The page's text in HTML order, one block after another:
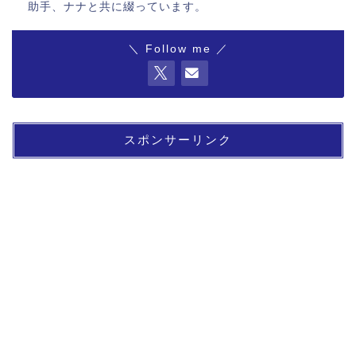
助手、ナナと共に綴っています。
＼ Follow me ／
スポンサーリンク